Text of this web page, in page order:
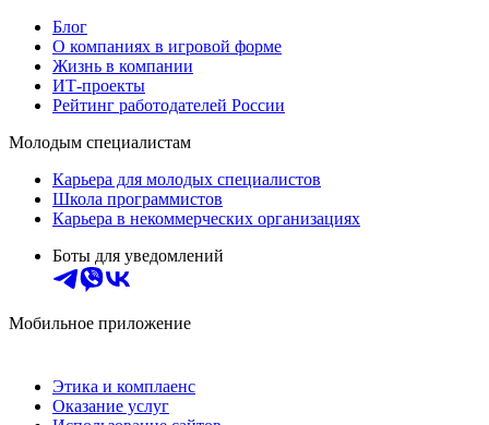
Блог
О компаниях в игровой форме
Жизнь в компании
ИТ-проекты
Рейтинг работодателей России
Молодым специалистам
Карьера для молодых специалистов
Школа программистов
Карьера в некоммерческих организациях
Боты для уведомлений
Мобильное приложение
Этика и комплаенс
Оказание услуг